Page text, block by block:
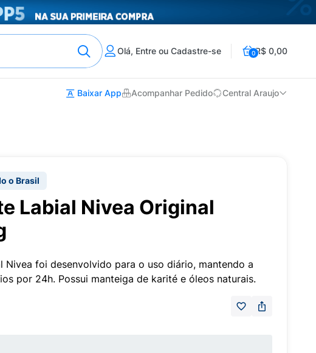
Olá, Entre ou Cadastre-se 0R$ 0,00
Baixar App Acompanhar Pedido Central Araujo
o Brasil
Labial Nivea Original
Nivea foi desenvolvido para o uso diário, mantendo a
por 24h. Possui manteiga de karité e óleos naturais.